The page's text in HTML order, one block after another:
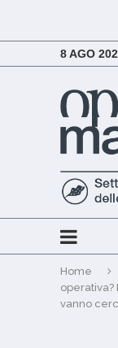
8 AGO
Home
operativa?
vanno